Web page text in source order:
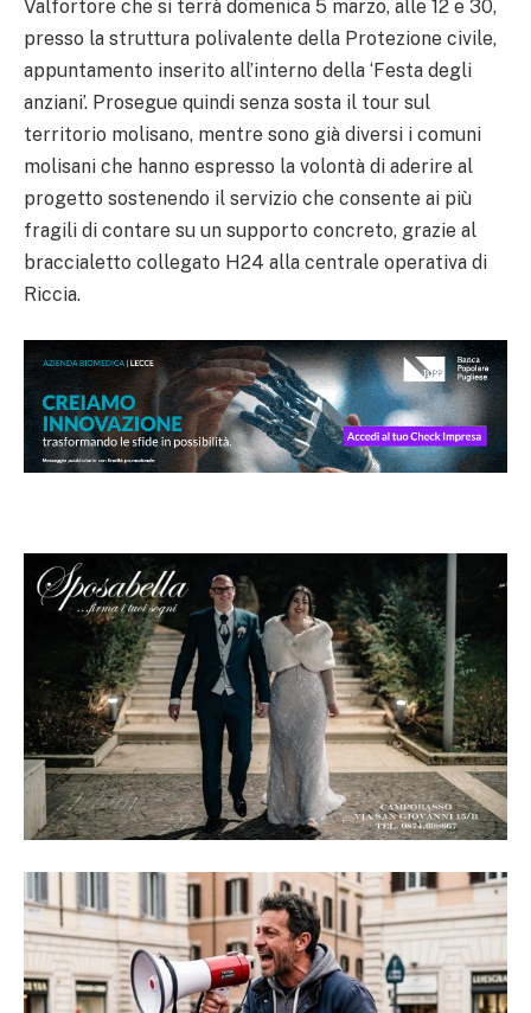
Valfortore che si terrà domenica 5 marzo, alle 12 e 30,
presso la struttura polivalente della Protezione civile,
appuntamento inserito all’interno della ‘Festa degli
anziani’. Prosegue quindi senza sosta il tour sul
territorio molisano, mentre sono già diversi i comuni
molisani che hanno espresso la volontà di aderire al
progetto sostenendo il servizio che consente ai più
fragili di contare su un supporto concreto, grazie al
braccialetto collegato H24 alla centrale operativa di
Riccia.